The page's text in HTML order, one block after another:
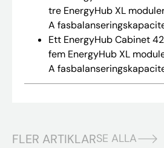
tre EnergyHub XL
A
Ett EnergyHub Cabinet
fem EnergyHub XL
A
FLER ARTIKLARSE ALLA